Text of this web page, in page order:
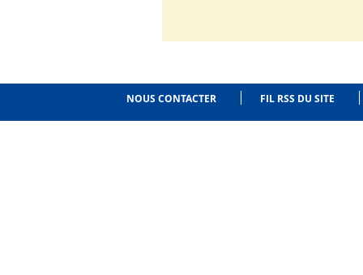
NOUS CONTACTER FIL RSS DU SITE